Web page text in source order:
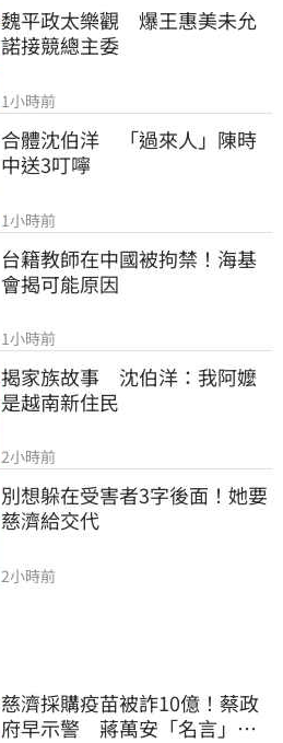
魏平政太樂觀　爆王惠美未允
諾接競總主委
1小時前
合體沈伯洋　「過來人」陳時
中送3叮嚀
1小時前
台籍教師在中國被拘禁！海基
會揭可能原因
1小時前
揭家族故事　沈伯洋：我阿嬤
是越南新住民
2小時前
別想躲在受害者3字後面！她要
慈濟給交代
2小時前
慈濟採購疫苗被詐10億！蔡政
府早示警 蔣萬安「名言」翻